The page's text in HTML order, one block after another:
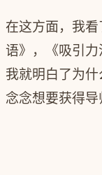
在这方面，我
语》，《吸引力
我就明白了为
念念想要获得导